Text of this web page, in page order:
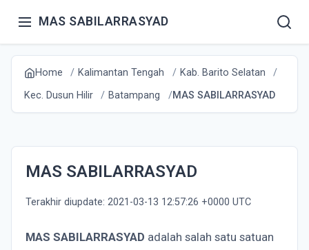
MAS SABILARRASYAD
Home Kalimantan Tengah
Kab. Barito Selatan
Kec. Dusun Hilir
Batampang MAS SABILARRASYAD
MAS SABILARRASYAD
Terakhir diupdate: 2021-03-13 12:57:26 +0000 UTC
MAS SABILARRASYAD adalah salah satu satuan